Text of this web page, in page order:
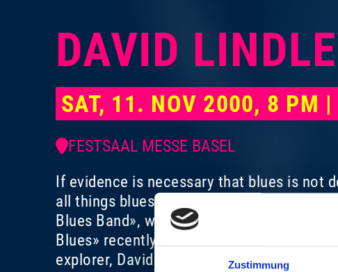
Zustimmung
DAVID
SAT, 11. NOV 2000, 8 PM |
FESTSAAL MESSE BASEL
If evidence is necessary that blues is not
all things blues for over 45 years - and at
Blues Band», who cultivate the classic
Blues» recently captured one of the
explorer, David Lindley, a magician on